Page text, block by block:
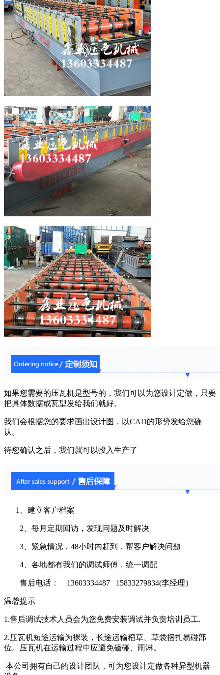
如果您需要的压瓦机是型号的，我们可以为您设计定做，只要
把具体数据或瓦型发给我们就好。
我们会根据您的要求画出设计图，以CAD的形势发给您确
认。
待您确认之后，我们就可以投入生产了
1、建立客户档案
2、每月定期回访，发现问题及时解决
3、紧急情况，48小时内赶到，帮客户解决问题
4、各地都有我们的调试师傅，统一调配
售后电话： 13603334487 15833279834(李经理）
温馨提示
1.售后调试技术人员会为您免费安装调试并负责培训员工.
2.压瓦机短途运输为裸装，长途运输稻草、草袋捆扎易碰部
位。压瓦机在运输过程中应避免磕碰、雨淋。
本公司拥有自己的设计团队，可为您设计定做各种异型机器